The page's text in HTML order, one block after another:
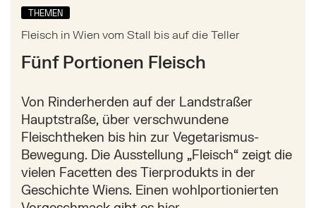
THEMEN
Fleisch in Wien vom Stall bis auf die Teller
Fünf Portionen Fleisch
Von Rinderherden auf der Landstraßer
Hauptstraße, über verschwundene
Fleischtheken bis hin zur Vegetarismus-
Bewegung. Die Ausstellung „Fleisch“ zeigt die
vielen Facetten des Tierprodukts in der
Geschichte Wiens. Einen wohlportionierten